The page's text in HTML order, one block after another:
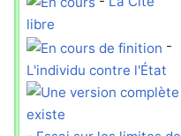
libre
-
L'individu contre l'État